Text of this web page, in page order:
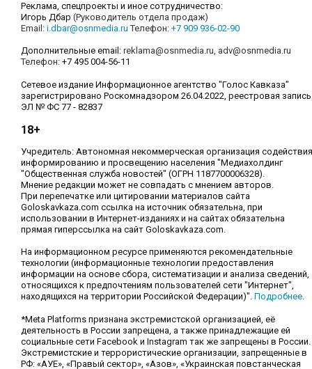
Реклама, спецпроекты и иное сотрудничество:
Игорь Дбар (Руководитель отдела продаж)
Email: i.dbar@osnmedia.ru Телефон: +7 909 936-02-90
Дополнительные email: reklama@osnmedia.ru, adv@osnmedia.ru
Телефон: +7 495 004-56-11
Сетевое издание Информационное агентство "Голос Кавказа"
зарегистрировано Роскомнадзором 26.04.2022, реестровая запись
ЭЛ № ФС 77 - 82837
18+
Учредитель: Автономная некоммерческая организация содействия
информированию и просвещению населения "Медиахолдинг
"Общественная служба новостей" (ОГРН 1187700006328).
Мнение редакции может не совпадать с мнением авторов.
При перепечатке или цитировании материалов сайта
Goloskavkaza.com ссылка на источник обязательна, при
использовании в Интернет-изданиях и на сайтах обязательна
прямая гиперссылка на сайт Goloskavkaza.com.
На информационном ресурсе применяются рекомендательные
технологии (информационные технологии предоставления
информации на основе сбора, систематизации и анализа сведений,
относящихся к предпочтениям пользователей сети "Интернет",
находящихся на территории Российской Федерации)". Подробнее.
*Meta Platforms признана экстремистской организацией, её
деятельность в России запрещена, а также принадлежащие ей
социальные сети Facebook и Instagram так же запрещены в России.
Экстремистские и террористические организации, запрещенные в
РФ: «АУЕ», «Правый сектор», «Азов», «Украинская повстанческая